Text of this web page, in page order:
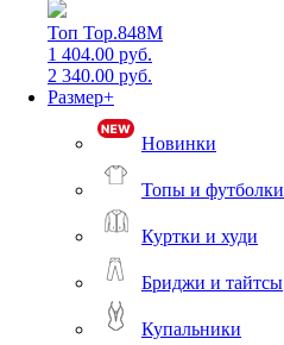
Топ Top.848M
1 404.00 руб.
2 340.00 руб.
Размер+
Новинки
Топы и футболки
Куртки и худи
Бриджи и тайтсы
Купальники